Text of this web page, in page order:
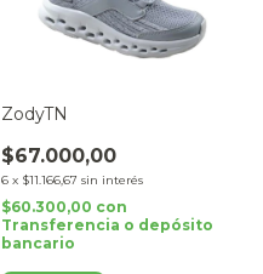
ZodyTN
$67.000,00
6 x $11.166,67 sin interés
$60.300,00 con
Transferencia o depósito
bancario